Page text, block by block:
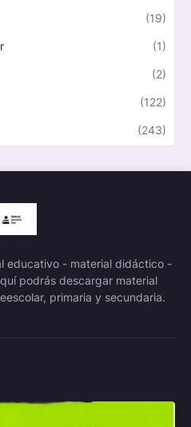
(19)
(1)
(2)
(122)
(243)
educativo - material didáctico -
podrás descargar material
primaria y secundaria.